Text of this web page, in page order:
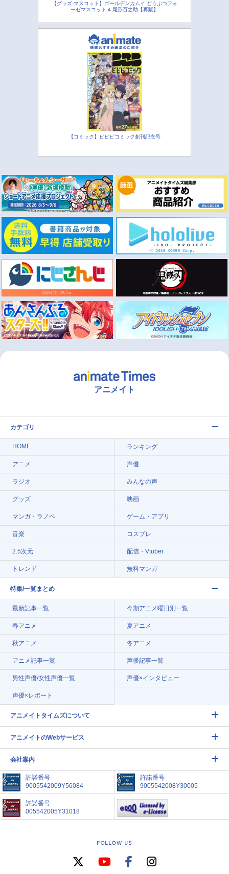
【グッズ-マスコット】ゴールデンカムイ どうぶつフォ
ーゼマスコット 4.尾形百之助【再販】
【コミック】ビビビコミック創刊記念号
アニメイト
カテゴリ
HOME ランキング
アニメ 声優
ラジオ みんなの声
グッズ 映画
マンガ・ラノベ ゲーム・アプリ
音楽 コスプレ
2.5次元 配信・Vtuber
トレンド 無料マンガ
特集/一覧まとめ
最新記事一覧 今期アニメ曜日別一覧
春アニメ 夏アニメ
秋アニメ 冬アニメ
アニメ記事一覧 声優記事一覧
男性声優/女性声優一覧 声優×インタビュー
声優×レポート
アニメイトタイムズについて
アニメイトのWebサービス
会社案内
許諾番号
9005542009Y56084
許諾番号
9005542008Y30005
許諾番号
005542005Y31018
FOLLOW US